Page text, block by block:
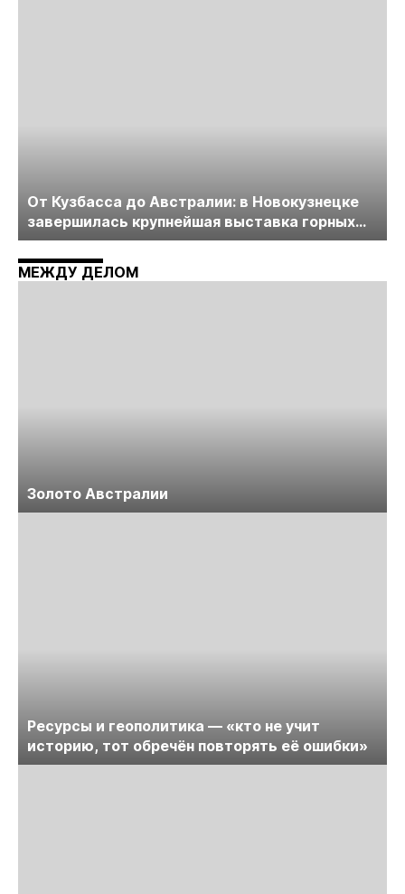
От Кузбасса до Австралии: в Новокузнецке
завершилась крупнейшая выставка горных
технологий «Недра России. Уголь России и
Майнинг»
МЕЖДУ ДЕЛОМ
Золото Австралии
Ресурсы и геополитика — «кто не учит
историю, тот обречён повторять её ошибки»